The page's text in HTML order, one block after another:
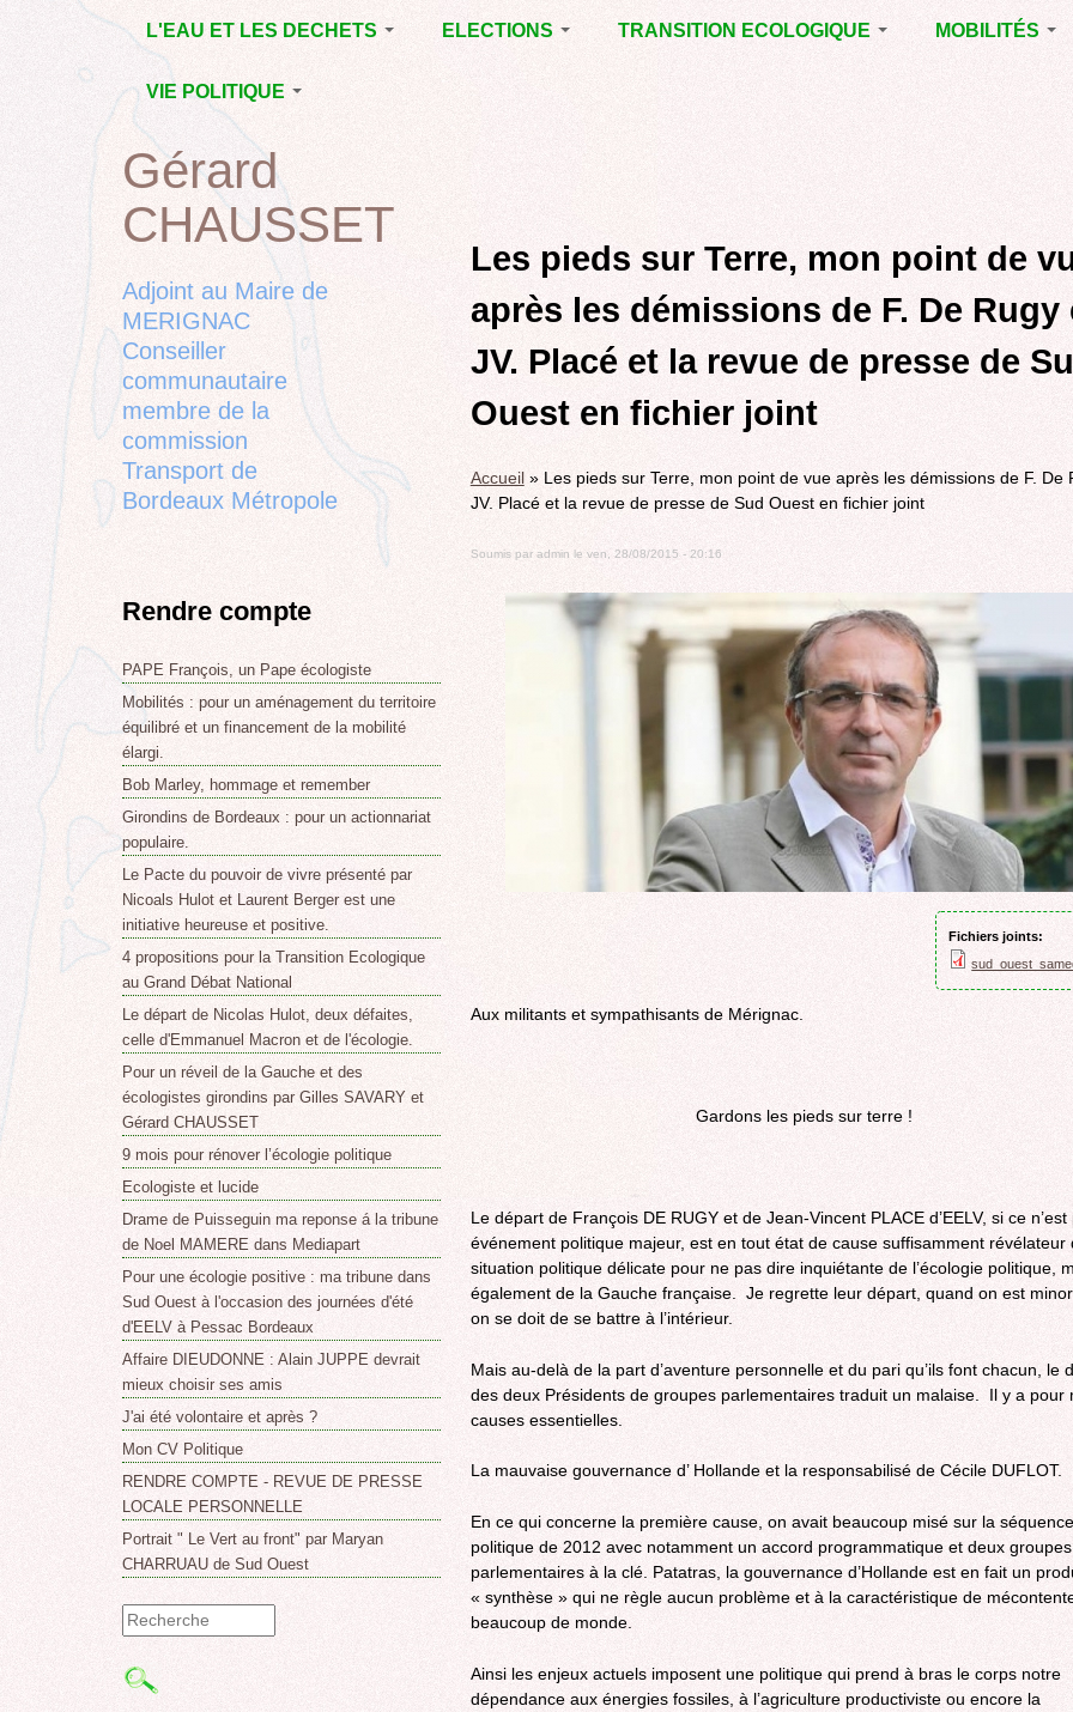
L'EAU ET LES DECHETS
ECONOMIE D’EAU,
SAGE, SÉCHERESSE
LA GESTION DES
DECHETS
CONTRAT DE L'EAU,
POLLUTIONS
ELECTIONS
DÉPARTEMENTALES
RUBRIQUE EN
CHANTIER ET A
COMPLETER
TRANSITION ECOLOGIQUE
LA LUTTE CONTRE
BIODIVERSITE,
ENVIRONNEMENT,
URBANISME
MOBILITÉS
VOIRIE
LE TRAMWAY
MÉRIGNAC :
INAUGURATION,
REVUE DE
POLITIQUE
MARCHE
GRAND
BORDEAUX
TRAMWAY, RER
TRANSPORT
ROCADE VDO
VIE POLITIQUE
L’ACTION POLITIQUE À
MÉRIGNAC
BORDEAUX
METROPOLE
EMPLOI, SOLIDARITES
ELECTIONS,
RUBRIQUES
DIVERSES, PETITES
PHRASES..
to
top
Les pieds sur Terre, mon point de
après les démissions de F. De Rugy
JV. Placé et la revue de presse de
Ouest en fichier joint
Accueil » Les pieds sur Terre, mon point de vue après les démissions de F. De
JV. Placé et la revue de presse de Sud Ouest en fichier joint
Soumis par admin le ven, 28/08/2015 - 20:16
Fichiers joints:
Aux militants et sympathisants de Mérignac.
Gardons les pieds sur terre !
Le départ de François DE RUGY et de Jean-Vincent PLACE d’EELV, si ce n’est
événement politique majeur, est en tout état de cause suffisamment révélateur
situation politique délicate pour ne pas dire inquiétante de l’écologie politique,
également de la Gauche française. Je regrette leur départ, quand on est
on se doit de se battre à l’intérieur.
Mais au-delà de la part d’aventure personnelle et du pari qu’ils font chacun, le
des deux Présidents de groupes parlementaires traduit un malaise. Il y a pour
causes essentielles.
La mauvaise gouvernance d’ Hollande et la responsabilisé de Cécile DUFLOT.
En ce qui concerne la première cause, on avait beaucoup misé sur la séquence
politique de 2012 avec notamment un accord programmatique et deux groupes
parlementaires à la clé. Patatras, la gouvernance d’Hollande est en fait un
« synthèse » qui ne règle aucun problème et à la caractéristique de
beaucoup de monde.
Ainsi les enjeux actuels imposent une politique qui prend à bras le corps notre
dépendance aux énergies fossiles, à l’agriculture productiviste ou encore la
Back
to
top
Gérard
CHAUSSET
Adjoint au Maire de
MERIGNAC
Conseiller
communautaire
membre de la
commission
Transport de
Bordeaux Métropole
Rendre compte
PAPE François, un Pape écologiste
Mobilités : pour un aménagement du territoire
équilibré et un financement de la mobilité
élargi.
Bob Marley, hommage et remember
Girondins de Bordeaux : pour un actionnariat
populaire.
Le Pacte du pouvoir de vivre présenté par
Nicoals Hulot et Laurent Berger est une
initiative heureuse et positive.
4 propositions pour la Transition Ecologique
au Grand Débat National
Le départ de Nicolas Hulot, deux défaites,
celle d'Emmanuel Macron et de l'écologie.
Pour un réveil de la Gauche et des
écologistes girondins par Gilles SAVARY et
Gérard CHAUSSET
9 mois pour rénover l’écologie politique
Ecologiste et lucide
Drame de Puisseguin ma reponse á la tribune
de Noel MAMERE dans Mediapart
Pour une écologie positive : ma tribune dans
Sud Ouest à l'occasion des journées d'été
d'EELV à Pessac Bordeaux
Affaire DIEUDONNE : Alain JUPPE devrait
mieux choisir ses amis
J'ai été volontaire et après ?
Mon CV Politique
RENDRE COMPTE - REVUE DE PRESSE
LOCALE PERSONNELLE
Portrait " Le Vert au front" par Maryan
CHARRUAU de Sud Ouest
Formulaire
de